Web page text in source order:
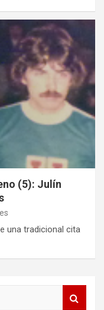
(5): Julín
una tradicional cita